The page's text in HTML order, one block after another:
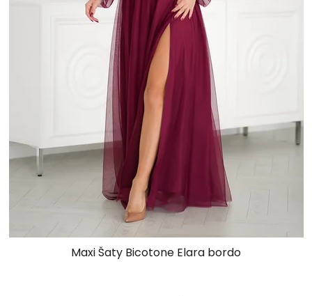
Maxi Šaty Bicotone Elara bordo